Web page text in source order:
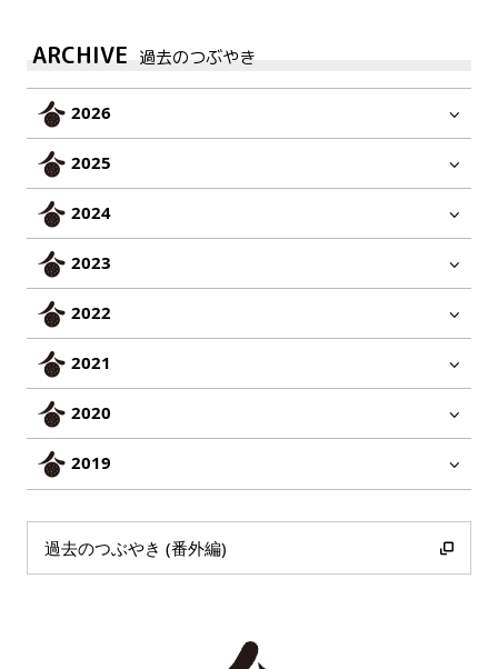
ARCHIVE 過去のつぶやき
2026
2025
2024
2023
2022
2021
2020
2019
過去のつぶやき (番外編)